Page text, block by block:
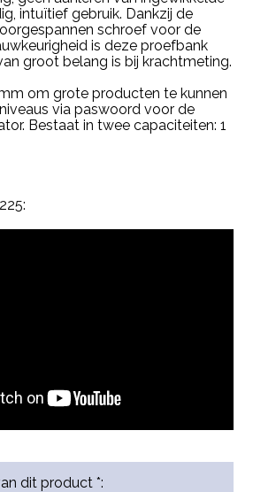
intuïtief gebruik. Dankzij de
schroef voor de
is deze proefbank
groot belang is bij krachtmeting.
om grote producten te kunnen
via paswoord voor de
Bestaat in twee capaciteiten: 1
dit product *: